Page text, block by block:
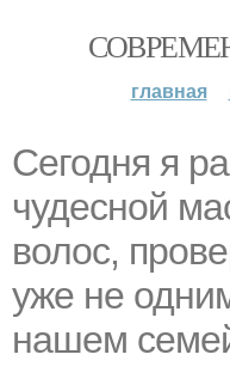
главная
Сегодня я
чудесной
волос,
уже не
нашем